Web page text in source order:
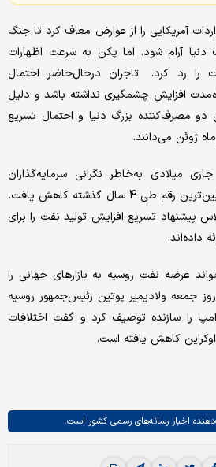
آمریکایی را از عوارض معاف کرد تا جنگ
آرام شود. اما پکن به سرعت اظهارات
را رد کرد. تاجران درحال‌حاضر احتمال
افزایش چشمگیری نداشته باشد و دلیل
دو مصرف‌کننده بزرگ دنیا و احتمال تسریع
ژوئن می‌دانند.
میلادی به‌خاطر نگرانی سرمایه‌گذاران
درمورد تقاضای جهانی تا پایین‌ترین رقم طی 4 سال گذشته کاهش یافت.
پیشنهاد تسریع افزایش تولید نفت را برای
داده‌اند.
عرضه نفت روسیه به بازارهای جهانی را
جمعه ولادیمیر پوتین رئیس‌جمهور روسیه
را سازنده توصیف کرد و گفت اختلافات
کاهش یافته است.
اخبار رسانه‌های رسمی کشور است.